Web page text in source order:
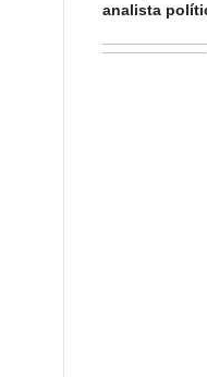
analista